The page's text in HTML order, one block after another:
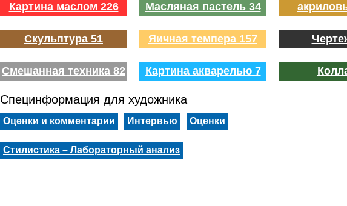
Картина маслом 226 Масляная пастель 34
Скульптура 51 Яичная темпера 157
Смешанная техника 82 Картина акварелью 7
Специнформация для художника
Оценки и комментарии Интервью Оценки
Стилистика – Лабораторный анализ